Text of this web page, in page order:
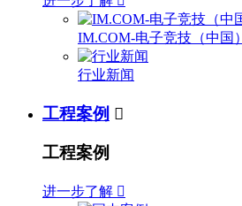
IM.COM-电子竞技（中国）
行业新闻
工程案例 
工程案例
进一步了解 